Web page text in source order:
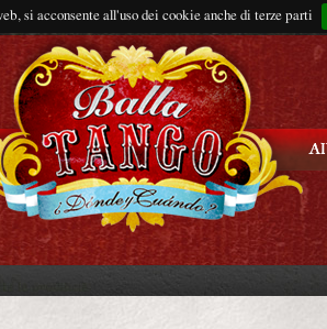
si acconsente all'uso dei cookie anche di terze parti